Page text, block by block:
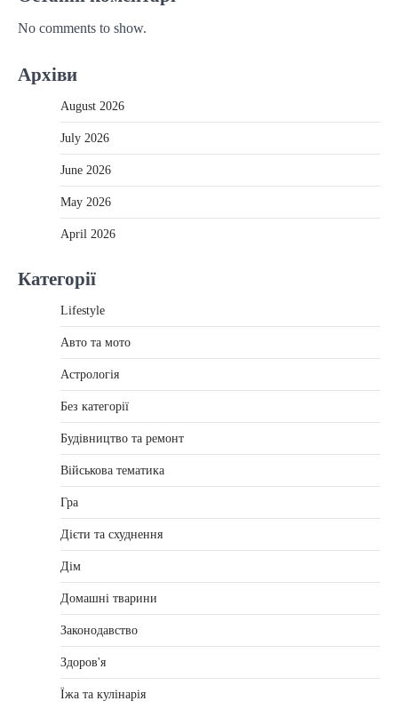
No comments to show.
Архіви
August 2026
July 2026
June 2026
May 2026
April 2026
Категорії
Lifestyle
Авто та мото
Астрологія
Без категорії
Будівництво та ремонт
Військова тематика
Гра
Дієти та схуднення
Дім
Домашні тварини
Законодавство
Здоров'я
Їжа та кулінарія